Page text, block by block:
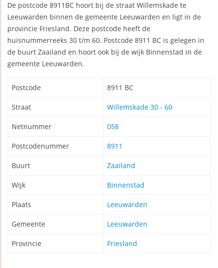
De postcode 8911BC hoort bij de straat Willemskade te
Leeuwarden binnen de gemeente Leeuwarden en ligt in de
provincie Friesland. Deze postcode heeft de
huisnummerreeks 30 t/m 60. Postcode 8911 BC is gelegen in
de buurt Zaailand en hoort ook bij de wijk Binnenstad in de
gemeente Leeuwarden.
Postcode 8911 BC
Straat Willemskade 30 - 60
Netnummer 058
Postcodenummer 8911
Buurt Zaailand
Wijk Binnenstad
Plaats Leeuwarden
Gemeente Leeuwarden
Provincie Friesland